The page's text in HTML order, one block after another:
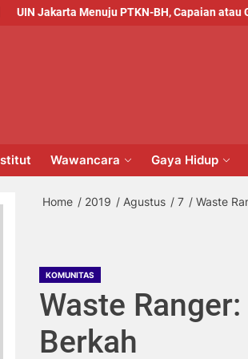
Menuju PTKN-BH, Capaian atau Gengsi?
Wawancara Gaya Hidup
Home 2019 Agustus 7 Waste
KOMUNITAS
Waste
Berkah